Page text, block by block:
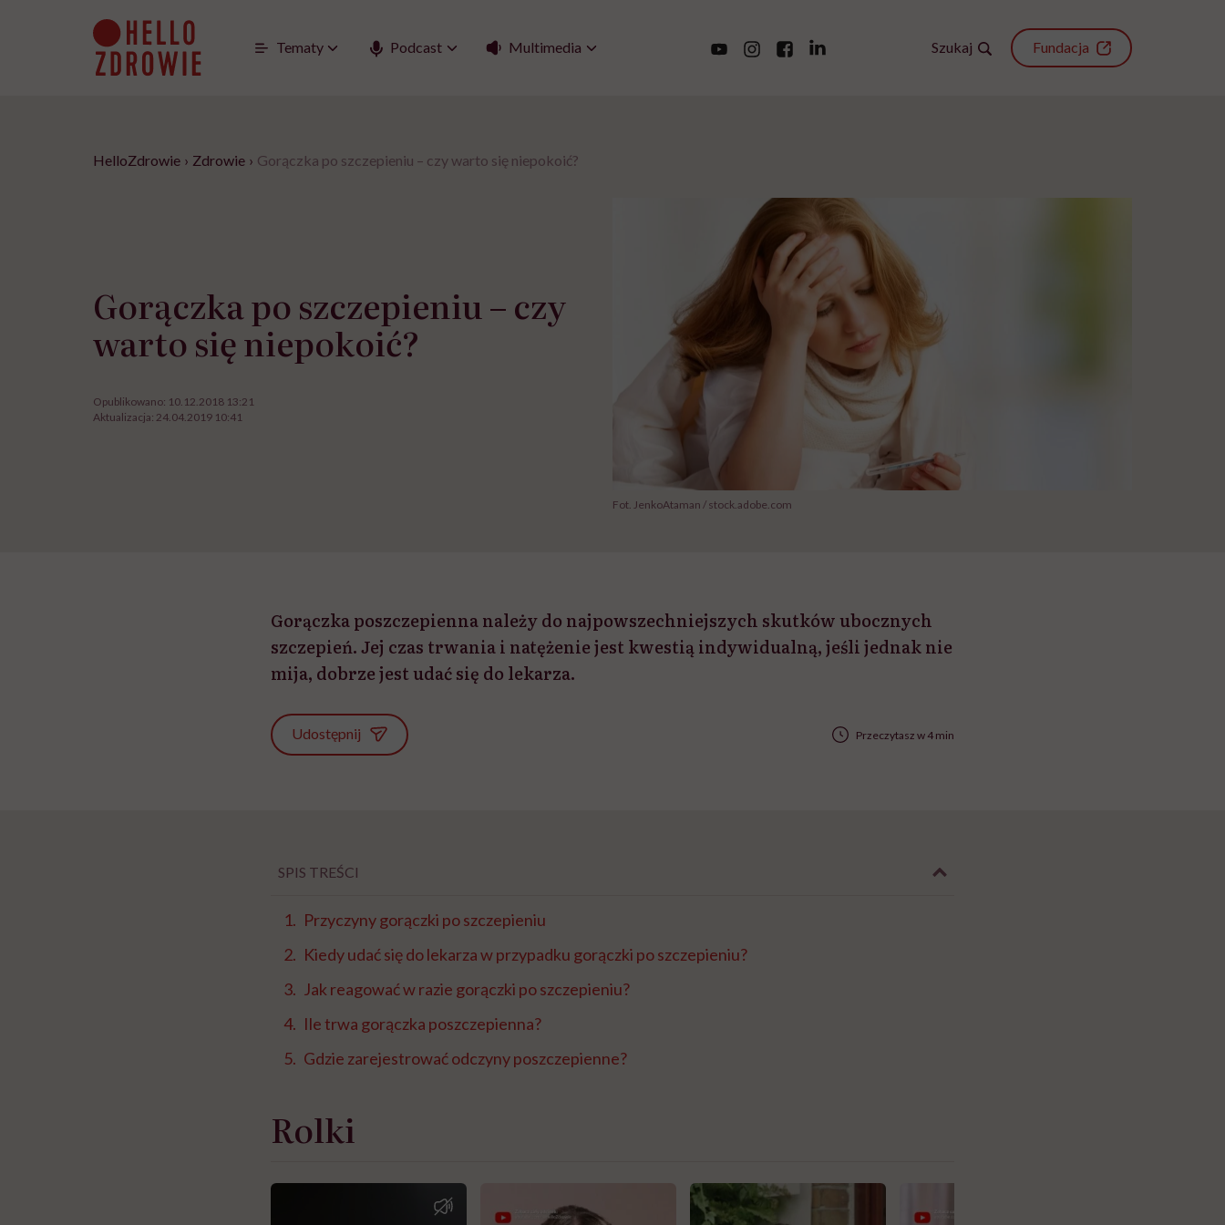
Tematy Podcast Multimedia Szukaj Fundacja
HelloZdrowie › Zdrowie › Gorączka po szczepieniu – czy warto się niepokoić?
Gorączka po szczepieniu – czy
warto się niepokoić?
Opublikowano: 10.12.2018 13:21
Aktualizacja: 24.04.2019 10:41
Fot. JenkoAtaman / stock.adobe.com
Gorączka poszczepienna należy do najpowszechniejszych skutków ubocznych
szczepień. Jej czas trwania i natężenie jest kwestią indywidualną, jeśli jednak nie
mija, dobrze jest udać się do lekarza.
Udostępnij Przeczytasz w 4 min
SPIS TREŚCI
Przyczyny gorączki po szczepieniu
Kiedy udać się do lekarza w przypadku gorączki po szczepieniu?
Jak reagować w razie gorączki po szczepieniu?
Ile trwa gorączka poszczepienna?
Gdzie zarejestrować odczyny poszczepienne?
Rolki